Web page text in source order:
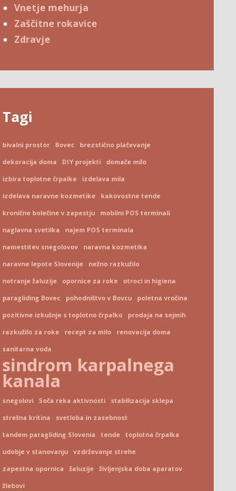
Vnetje mehurja
Zaščitne rokavice
Zdravje
Tagi
bivalni prostor Bovec brezstično plačevanje
dekoracija doma DIY projekti domače milo
izbira toplotne črpalke izdelava mila
izdelava naravne kozmetike kakovostne tende
kronične bolečine v zapestju mobilni POS terminali
naglavna svetilka najem POS terminala
namestitev snegolovov naravna kozmetika
naravne lepote Slovenije nežno razkužilo
notranje žaluzije opornice za roke otroci in higiena
paragliding Bovec pohodništvo v Bovcu poletna vročina
pozitivne izkušnje s toplotno črpalko prodaja na sejmih
razkužilo za roke recept za milo renovacija doma
sanitarna voda
sindrom karpalnega
kanala
snegolovi Soča reka aktivnosti stabilizacija sklepa
strešna kritina svetloba in zasebnost
tandem paragliding Slovenia tende toplotna črpalka
udobje v stanovanju vzdrževanje strehe
zapestna opornica žaluzije življenjska doba aparatov
žlebovi